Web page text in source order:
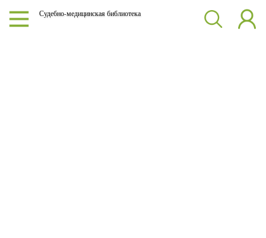
Судебно-медицинская библиотека